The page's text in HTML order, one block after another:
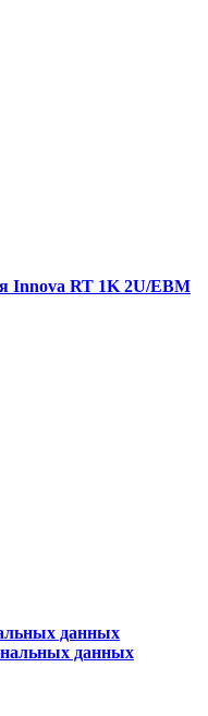
Innova RT 1K 2U/EBM
данных
данных